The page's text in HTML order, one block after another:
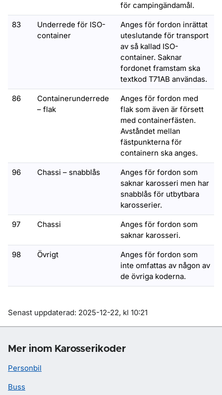
för campingändamål.
83
Underrede för ISO-
container
Anges för fordon inrättat
uteslutande för transport
av så kallad ISO-
container. Saknar
fordonet framstam ska
textkod T71AB användas.
86
Containerunderrede
– flak
Anges för fordon med
flak som även är försett
med containerfästen.
Avståndet mellan
fästpunkterna för
containern ska anges.
96 Chassi – snabblås
Anges för fordon som
saknar karosseri men har
snabblås för utbytbara
karosserier.
97 Chassi
Anges för fordon som
saknar karosseri.
98 Övrigt
Anges för fordon som
inte omfattas av någon av
de övriga koderna.
Om sidan
Senast uppdaterad: 2025-12-22, kl 10:21
Mer inom Karosserikoder
Personbil
Buss